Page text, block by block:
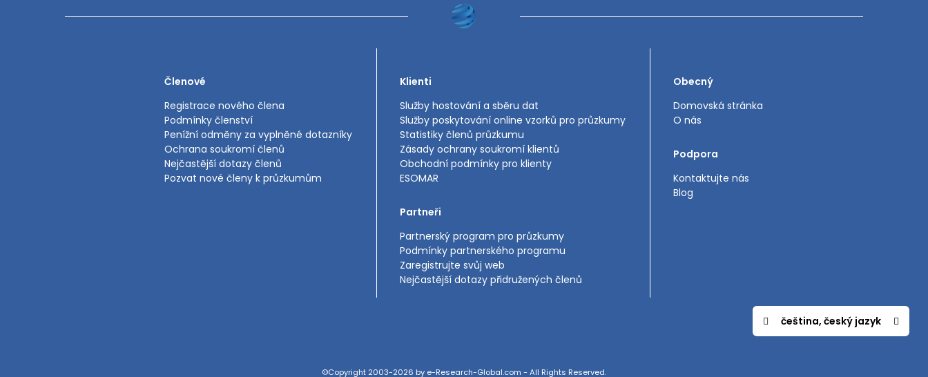
Členové
Registrace nového člena
Podmínky členství
Penížní odměny za vyplněné dotazníky
Ochrana soukromí členů
Nejčastější dotazy členů
Pozvat nové členy k průzkumům
Klienti
Služby hostování a sběru dat
Služby poskytování online vzorků pro průzkumy
Statistiky členů průzkumu
Zásady ochrany soukromí klientů
Obchodní podmínky pro klienty
ESOMAR
Partneři
Partnerský program pro průzkumy
Podmínky partnerského programu
Zaregistrujte svůj web
Nejčastější dotazy přidružených členů
Obecný
Domovská stránka
O nás
Podpora
Kontaktujte nás
Blog
čeština, český jazyk
©Copyright 2003-2026 by e-Research-Global.com - All Rights Reserved.